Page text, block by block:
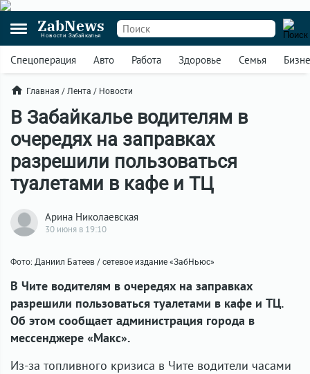
ZabNews
Новости Забайкалья
Спецоперация Авто Работа Здоровье Семья
Главная / Лента / Новости
В Забайкалье водителям в
очередях на заправках
разрешили пользоваться
туалетами в кафе и ТЦ
Арина Николаевская
30 июня в 19:10
Фото: Даниил Батеев / сетевое издание «ЗабНьюс»
В Чите водителям в очередях на заправках
разрешили пользоваться туалетами в кафе и ТЦ.
Об этом сообщает администрация города в
мессенджере «Макс».
Из-за топливного кризиса в Чите водители часами